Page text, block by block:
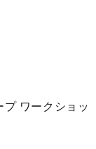
ワークショッ